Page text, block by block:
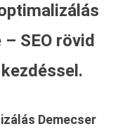
SEO rövid
Demecser